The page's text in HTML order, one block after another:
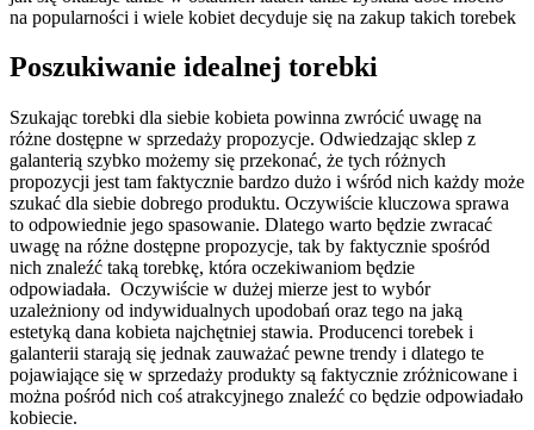
na popularności i wiele kobiet decyduje się na zakup takich torebek
Poszukiwanie idealnej torebki
Szukając torebki dla siebie kobieta powinna zwrócić uwagę na
różne dostępne w sprzedaży propozycje. Odwiedzając sklep z
galanterią szybko możemy się przekonać, że tych różnych
propozycji jest tam faktycznie bardzo dużo i wśród nich każdy może
szukać dla siebie dobrego produktu. Oczywiście kluczowa sprawa
to odpowiednie jego spasowanie. Dlatego warto będzie zwracać
uwagę na różne dostępne propozycje, tak by faktycznie spośród
nich znaleźć taką torebkę, która oczekiwaniom będzie
odpowiadała. Oczywiście w dużej mierze jest to wybór
uzależniony od indywidualnych upodobań oraz tego na jaką
estetyką dana kobieta najchętniej stawia. Producenci torebek i
galanterii starają się jednak zauważać pewne trendy i dlatego te
pojawiające się w sprzedaży produkty są faktycznie zróżnicowane i
można pośród nich coś atrakcyjnego znaleźć co będzie odpowiadało
kobiecie.